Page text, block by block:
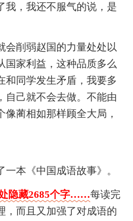
我，我还不服气的说，是
会削弱赵国的力量处处以
国家利益，这种品质多么
和同学发生矛盾，我要多
自己就不会去做。不能由
蔺相如那样顾全大局，
本《中国成语故事》。
隐藏2685个字……每读完
，而且又加强了对成语的